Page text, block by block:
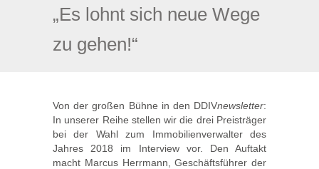
„Es lohnt sich neue Wege
zu gehen!“
Von der großen Bühne in den DDIVnewsletter:
In unserer Reihe stellen wir die drei Preisträger
bei der Wahl zum Immobilienverwalter des
Jahres 2018 im Interview vor. Den Auftakt
macht Marcus Herrmann, Geschäftsführer der